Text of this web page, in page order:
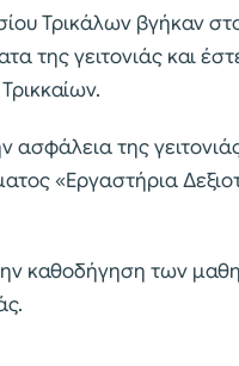
Τρικάλων βγήκαν
της γειτονιάς και
ασφάλεια της
«Εργαστήρια
καθοδήγηση των